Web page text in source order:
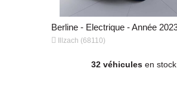
 Illzach (68110)
32 véhiculesen stock